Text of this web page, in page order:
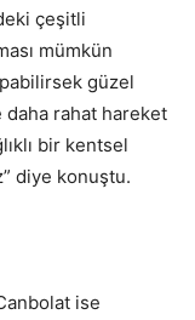
çeşitli
mümkün
güzel
daha rahat hareket
bir kentsel
diye konuştu.
ise